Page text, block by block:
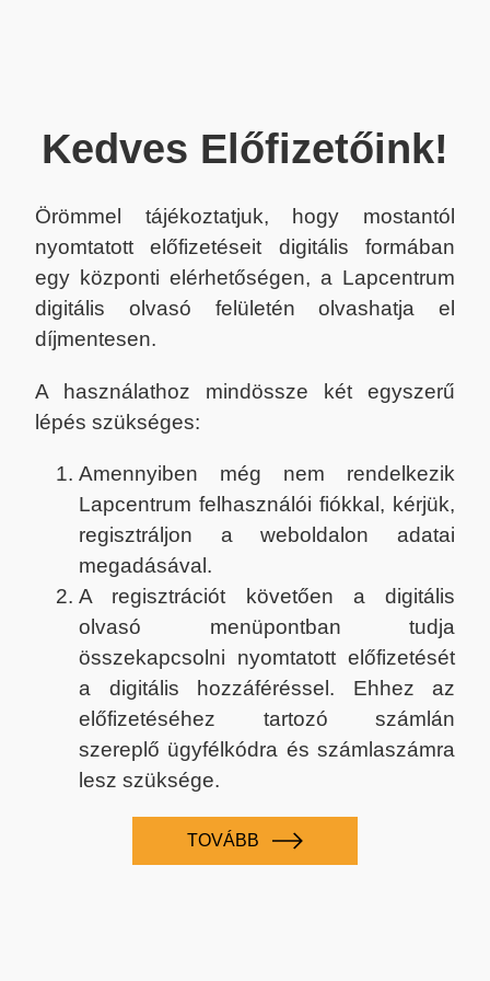
Kedves Előfizetőink!
Örömmel tájékoztatjuk, hogy mostantól
nyomtatott előfizetéseit digitális formában
egy központi elérhetőségen, a Lapcentrum
digitális olvasó felületén olvashatja el
díjmentesen.
A használathoz mindössze két egyszerű
lépés szükséges:
Amennyiben még nem rendelkezik
Lapcentrum felhasználói fiókkal, kérjük,
regisztráljon a weboldalon adatai
megadásával.
A regisztrációt követően a digitális
olvasó menüpontban tudja
összekapcsolni nyomtatott előfizetését
a digitális hozzáféréssel. Ehhez az
előfizetéséhez tartozó számlán
szereplő ügyfélkódra és számlaszámra
lesz szüksége.
TOVÁBB